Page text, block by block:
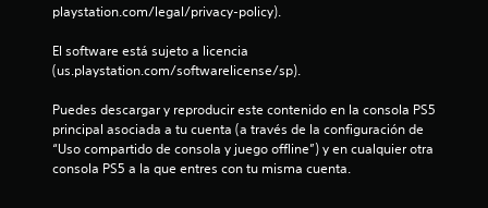
s
playstation.com/legal/privacy-policy).
El software está sujeto a licencia
(us.playstation.com/softwarelicense/sp).
Puedes descargar y reproducir este contenido en la consola PS5
principal asociada a tu cuenta (a través de la configuración de
“Uso compartido de consola y juego offline”) y en cualquier otra
consola PS5 a la que entres con tu misma cuenta.